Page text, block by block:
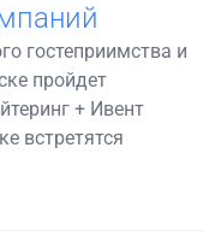
гостеприимства и
пройдет
+ Ивент
встретятся